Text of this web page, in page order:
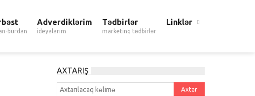
burdan
Adverdiklərim
ideyalarım
Tədbirlər
marketinq tədbirlər
Linklər
AXTARIŞ